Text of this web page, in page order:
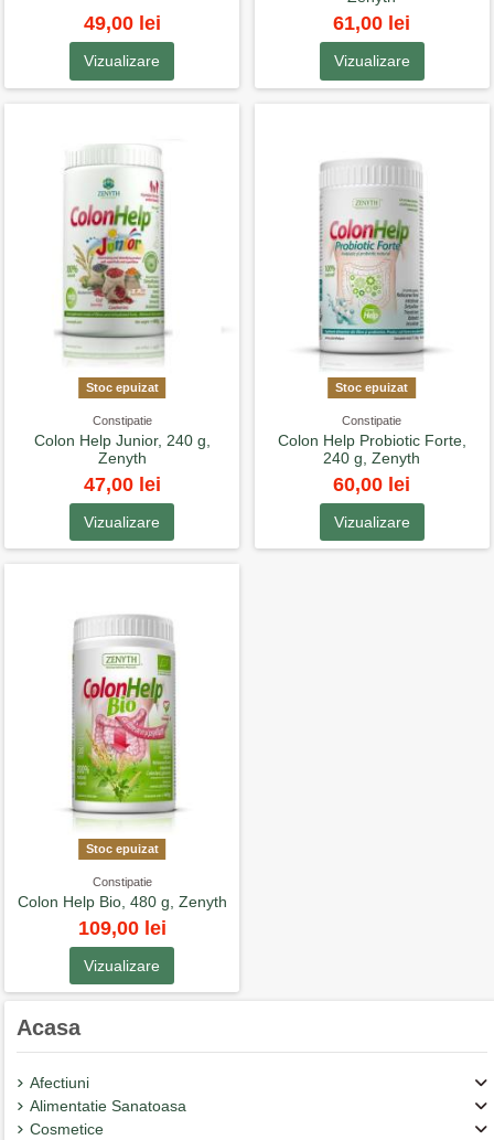
49,00 lei
Vizualizare
61,00 lei
Vizualizare
Stoc epuizat
Constipatie
Colon Help Junior, 240 g,
Zenyth
47,00 lei
Vizualizare
Stoc epuizat
Constipatie
Colon Help Probiotic Forte,
240 g, Zenyth
60,00 lei
Vizualizare
Stoc epuizat
Constipatie
Colon Help Bio, 480 g, Zenyth
109,00 lei
Vizualizare
Acasa
Afectiuni
Alimentatie Sanatoasa
Cosmetice